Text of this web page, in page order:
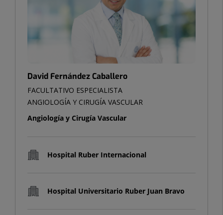
David Fernández Caballero
FACULTATIVO ESPECIALISTA
ANGIOLOGÍA Y CIRUGÍA VASCULAR
Angiología y Cirugía Vascular
Hospital Ruber Internacional
Hospital Universitario Ruber Juan Bravo